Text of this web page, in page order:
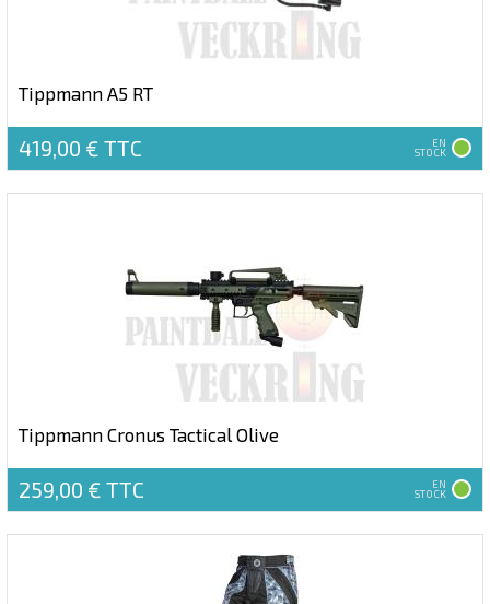
Tippmann A5 RT
419,00 € TTC EN
STOCK
Tippmann Cronus Tactical Olive
259,00 € TTC EN
STOCK